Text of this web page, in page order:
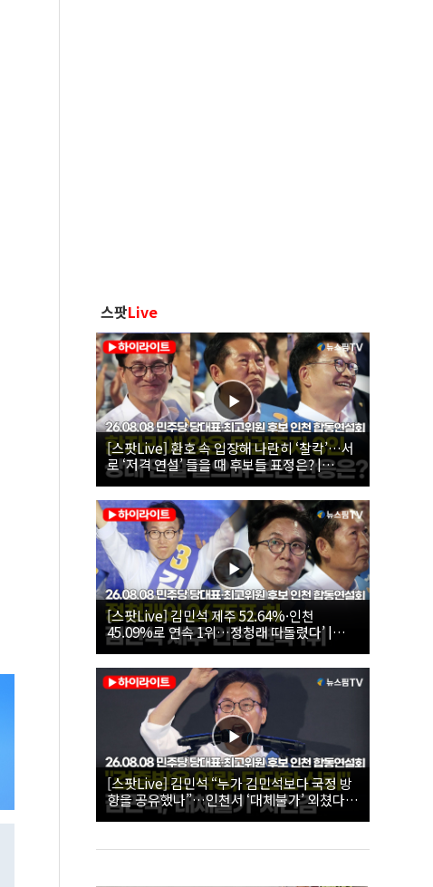
스팟Live
[스팟Live] 환호 속 입장해 나란히 ‘찰칵’…서
로 ‘저격 연설’ 들을 때 후보들 표정은? |
26.08.08 더불어민주당 당대표·최고위원 후
보 인천 합동연설회
[스팟Live] 김민석 제주 52.64%·인천
45.09%로 연속 1위…정청래 따돌렸다’ |
26.08.08 더불어민주당 당대표·최고위원 후
보 인천 합동연설회
[스팟Live] 김민석 “누가 김민석보다 국정 방
향을 공유했나”…인천서 ‘대체불가’ 외쳤다 |
26.08.08 더불어민주당 당대표·최고위원 후